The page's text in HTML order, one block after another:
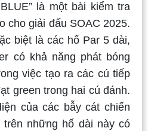
là một bài kiểm tra
cho giải đấu SOAC 2025.
biệt là các hố Par 5 dài,
có khả năng phát bóng
việc tạo ra các cú tiếp
green trong hai cú đánh.
của các bẫy cát chiến
những hố dài này có